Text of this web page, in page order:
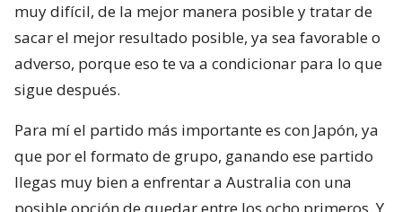
muy difícil, de la mejor manera posible y tratar de
sacar el mejor resultado posible, ya sea favorable o
adverso, porque eso te va a condicionar para lo que
sigue después.
Para mí el partido más importante es con Japón, ya
que por el formato de grupo, ganando ese partido
llegas muy bien a enfrentar a Australia con una